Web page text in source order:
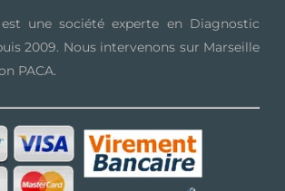
une société experte en Diagnostic
2009. Nous intervenons sur Marseille
PACA.